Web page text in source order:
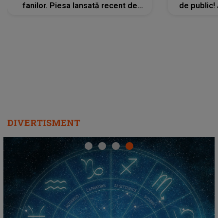
fanilor. Piesa lansată recent de
de public!
DIVERTISMENT